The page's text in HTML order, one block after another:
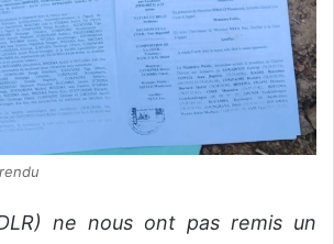
ne nous ont pas remis un